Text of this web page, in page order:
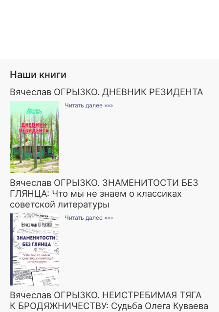
Наши книги
Вячеслав ОГРЫЗКО. ДНЕВНИК РЕЗИДЕНТА
Читать далее »»»
Вячеслав ОГРЫЗКО. ЗНАМЕНИТОСТИ БЕЗ
ГЛЯНЦА: Что мы не знаем о классиках
советской литературы
Читать далее »»»
Вячеслав ОГРЫЗКО. НЕИСТРЕБИМАЯ ТЯГА
К БРОДЯЖНИЧЕСТВУ: Судьба Олега Куваева